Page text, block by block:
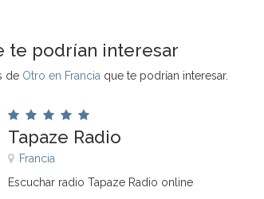
te podrían interesar
de Otro en Francia que te podrían interesar.
Tapaze Radio
Francia
Escuchar radio Tapaze Radio online